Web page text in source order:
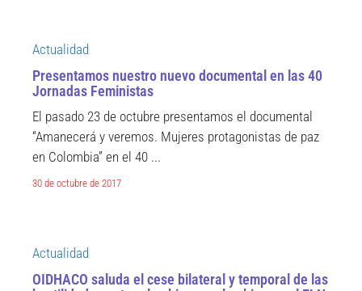
Actualidad
Presentamos nuestro nuevo documental en las 40
Jornadas Feministas
El pasado 23 de octubre presentamos el documental
“Amanecerá y veremos. Mujeres protagonistas de paz
en Colombia” en el 40 ...
30 de octubre de 2017
Actualidad
OIDHACO saluda el cese bilateral y temporal de las